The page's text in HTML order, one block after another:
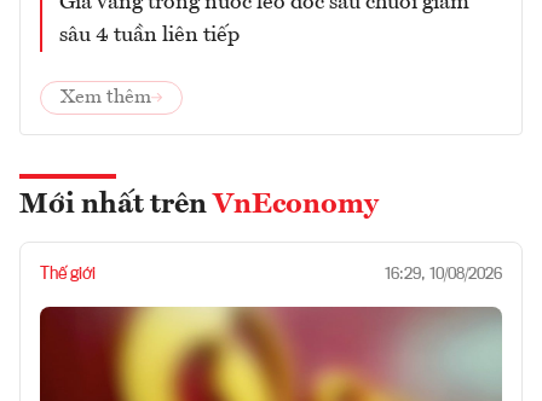
sâu 4 tuần liên tiếp
Xem thêm
Mới nhất trên VnEconomy
Thế giới 16:29, 10/08/2026